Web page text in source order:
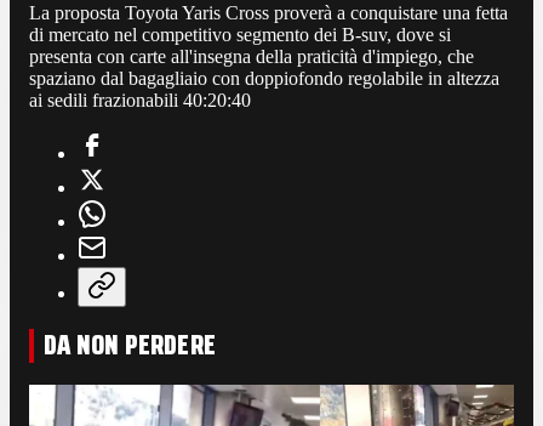
La proposta Toyota Yaris Cross proverà a conquistare una fetta
di mercato nel competitivo segmento dei B-suv, dove si
presenta con carte all'insegna della praticità d'impiego, che
spaziano dal bagagliaio con doppiofondo regolabile in altezza
ai sedili frazionabili 40:20:40
DA NON PERDERE